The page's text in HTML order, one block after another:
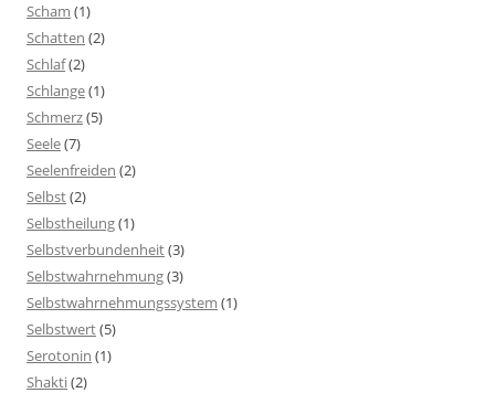
Scham (1)
Schatten (2)
Schlaf(2)
Schlange(1)
Schmerz(5)
Seele(7)
Seelenfreiden (2)
Selbst(2)
Selbstheilung(1)
Selbstverbundenheit(3)
Selbstwahrnehmung(3)
Selbstwahrnehmungssystem (1)
Selbstwert(5)
Serotonin (1)
Shakti(2)